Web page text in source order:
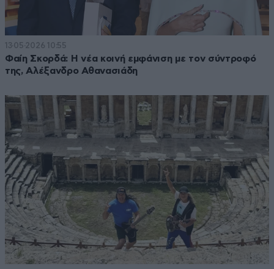
13·05·2026 10:55
Φαίη Σκορδά: Η νέα κοινή εμφάνιση με τον σύντροφό
της, Αλέξανδρο Αθανασιάδη